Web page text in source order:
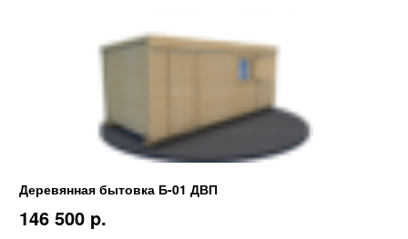
Деревянная бытовка Б-01 ДВП
146 500 p.